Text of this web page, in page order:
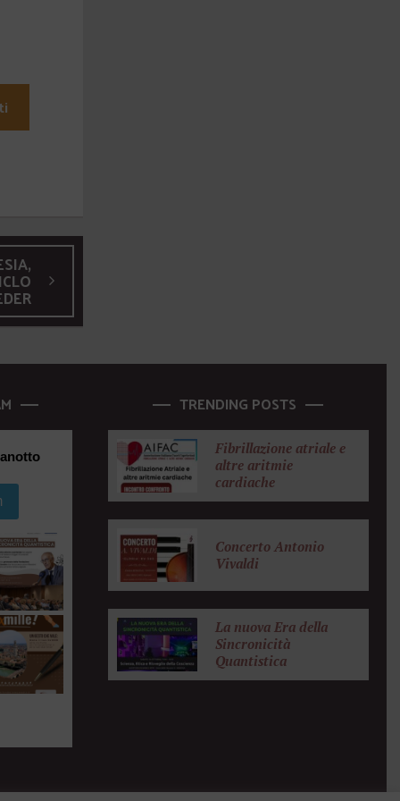
TRENDING POSTS
Fibrillazione atriale e
altre aritmie
cardiache
Concerto Antonio
Vivaldi
La nuova Era della
Sincronicità
Quantistica